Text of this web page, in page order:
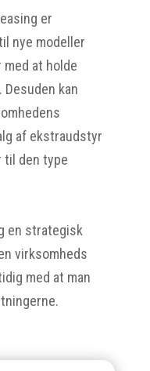
er
nye modeller
at holde
kan
af ekstraudstyr
til den type
en strategisk
virksomheds
med at man